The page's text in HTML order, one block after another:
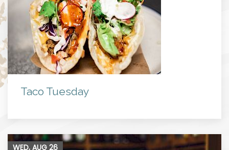
Taco Tuesday
WED, AUG 26